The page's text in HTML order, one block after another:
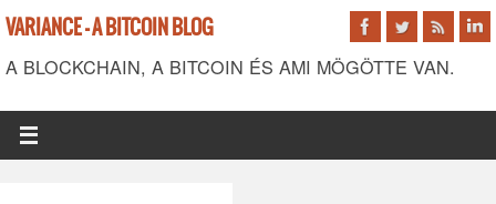
VARIANCE - A BITCOIN BLOG
A BLOCKCHAIN, A BITCOIN ÉS AMI MÖGÖTTE VAN.